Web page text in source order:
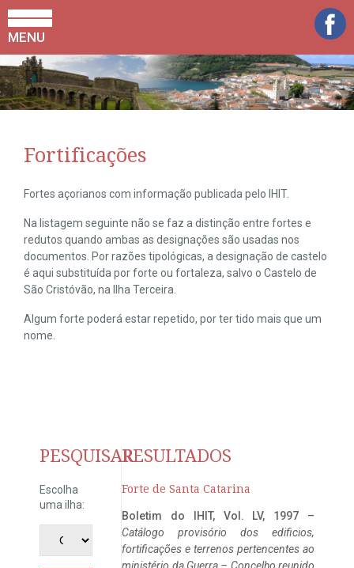
MENU
Fortificações
Fortes açorianos com informação publicada pelo IHIT.
Na listagem seguinte não se faz a distinção entre fortes e
redutos quando ambas as designações são usadas nos
documentos. Por razões tipológicas, a designação de castelo
é aqui substituída por forte ou fortaleza, salvo o Castelo de
São Cristóvão, na Ilha Terceira.
Algum forte poderá estar repetido, por ter tido mais que um
nome.
PESQUISAR
Escolha
uma ilha:
RESULTADOS
Forte de Santa Catarina
Boletim do IHIT, Vol. LV, 1997 –
Catálogo provisório dos edificios,
fortificações e terrenos pertencentes ao